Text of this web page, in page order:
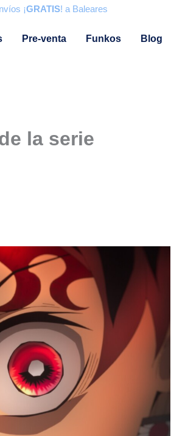
¡GRATIS! a Baleares
Pre-venta Funkos Blog
la serie